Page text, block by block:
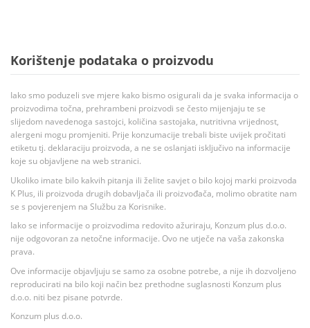
Korištenje podataka o proizvodu
Iako smo poduzeli sve mjere kako bismo osigurali da je svaka informacija o
proizvodima točna, prehrambeni proizvodi se često mijenjaju te se
slijedom navedenoga sastojci, količina sastojaka, nutritivna vrijednost,
alergeni mogu promjeniti. Prije konzumacije trebali biste uvijek pročitati
etiketu tj. deklaraciju proizvoda, a ne se oslanjati isključivo na informacije
koje su objavljene na web stranici.
Ukoliko imate bilo kakvih pitanja ili želite savjet o bilo kojoj marki proizvoda
K Plus, ili proizvoda drugih dobavljača ili proizvođača, molimo obratite nam
se s povjerenjem na Službu za Korisnike.
Iako se informacije o proizvodima redovito ažuriraju, Konzum plus d.o.o.
nije odgovoran za netočne informacije. Ovo ne utječe na vaša zakonska
prava.
Ove informacije objavljuju se samo za osobne potrebe, a nije ih dozvoljeno
reproducirati na bilo koji način bez prethodne suglasnosti Konzum plus
d.o.o. niti bez pisane potvrde.
Konzum plus d.o.o.